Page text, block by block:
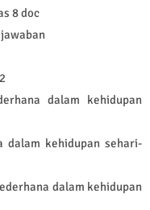
8 doc
dalam kehidupan
dalam kehidupan sehari-
dalam kehidupan